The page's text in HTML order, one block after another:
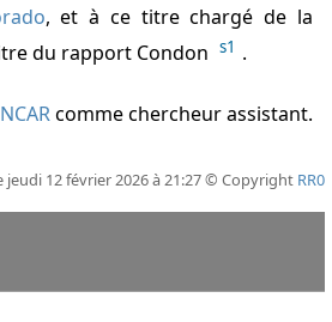
, et à ce titre chargé de la
du rapport Condon s1 .
NCARcomme chercheur assistant.
12 février 2026 à 21:27 © Copyright RR0